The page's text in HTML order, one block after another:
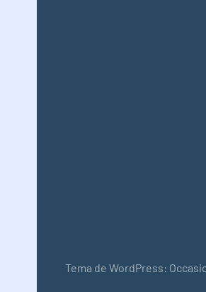
Tema de WordPress: